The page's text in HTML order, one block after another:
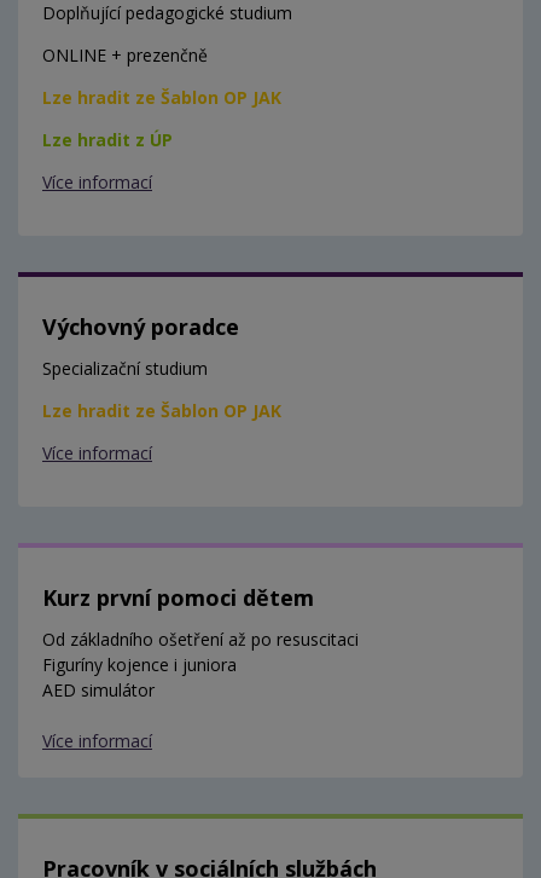
Doplňující pedagogické studium
ONLINE + prezenčně
Lze hradit ze Šablon OP JAK
Lze hradit z ÚP
Více informací
Výchovný poradce
Specializační studium
Lze hradit ze Šablon OP JAK
Více informací
Kurz první pomoci dětem
Od základního ošetření až po resuscitaci
Figuríny kojence i juniora
AED simulátor
Více informací
Pracovník v sociálních službách